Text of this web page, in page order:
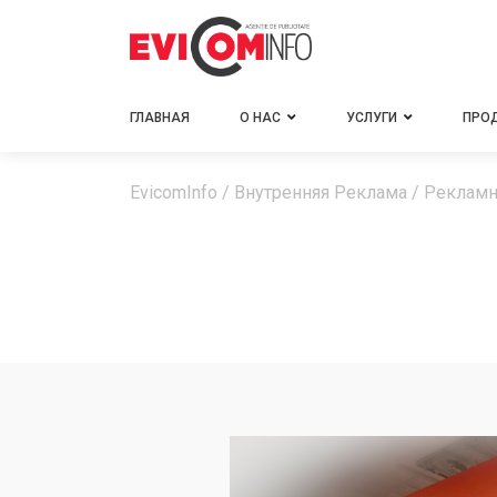
ГЛАВНАЯ О НАС УСЛУГИ
EvicomInfo / Внутренняя Реклама /